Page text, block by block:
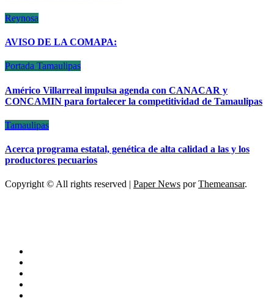
Reynosa
AVISO DE LA COMAPA:
Portada Tamaulipas
Américo Villarreal impulsa agenda con CANACAR y
CONCAMIN para fortalecer la competitividad de Tamaulipas
Tamaulipas
Acerca programa estatal, genética de alta calidad a las y los
productores pecuarios
Copyright © All rights reserved | Paper News porThemeansar.